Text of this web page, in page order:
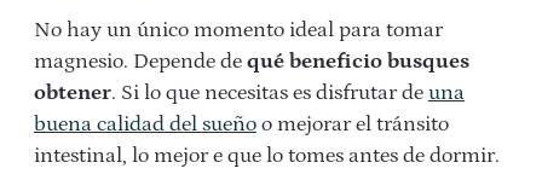
No hay un único momento ideal para tomar
magnesio. Depende de qué beneficio busques
obtener. Si lo que necesitas es disfrutar de una
buena calidad del sueño o mejorar el tránsito
intestinal, lo mejor e que lo tomes antes de dormir.